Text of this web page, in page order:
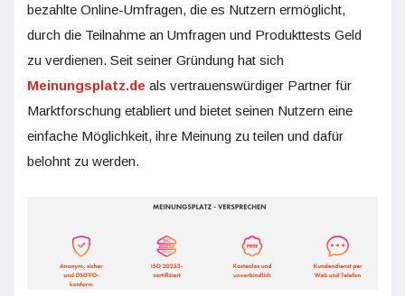
bezahlte Online-Umfragen, die es Nutzern ermöglicht,
durch die Teilnahme an Umfragen und Produkttests Geld
zu verdienen. Seit seiner Gründung hat sich
Meinungsplatz.de als vertrauenswürdiger Partner für
Marktforschung etabliert und bietet seinen Nutzern eine
einfache Möglichkeit, ihre Meinung zu teilen und dafür
belohnt zu werden.